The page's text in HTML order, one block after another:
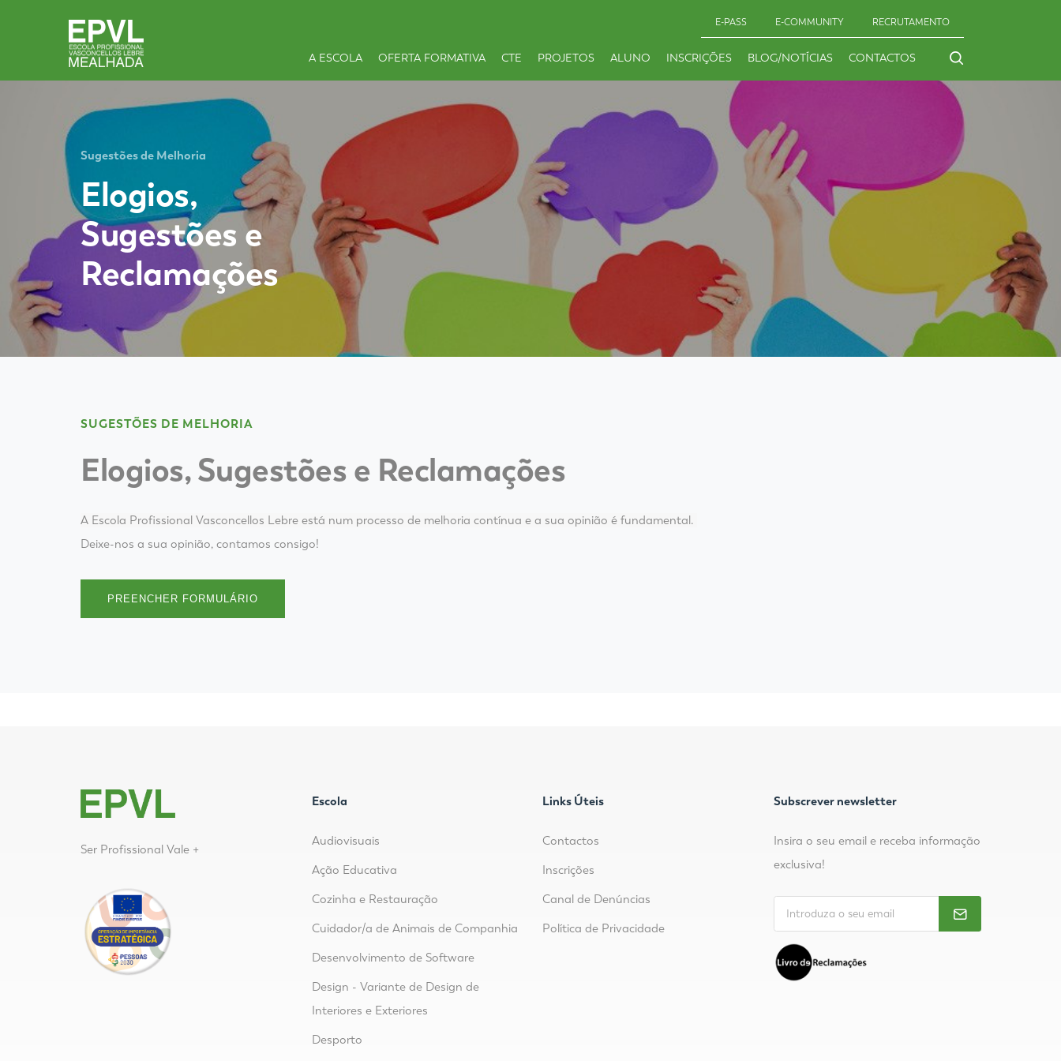
E-PASS E-COMMUNITY RECRUTAMENTO
A ESCOLA OFERTA FORMATIVA CTE PROJETOS ALUNO INSCRIÇÕES BLOG/NOTÍCIAS CONTACTOS
Sugestões de Melhoria
Elogios,
Sugestões e
Reclamações
SUGESTÕES DE MELHORIA
Elogios, Sugestões e Reclamações
A Escola Profissional Vasconcellos Lebre está num processo de melhoria contínua e a sua opinião é fundamental.
Deixe-nos a sua opinião, contamos consigo!
PREENCHER FORMULÁRIO
Ser Profissional Vale +
Escola
Audiovisuais
Ação Educativa
Cozinha e Restauração
Cuidador/a de Animais de Companhia
Desenvolvimento de Software
Design - Variante de Design de
Interiores e Exteriores
Desporto
Links Úteis
Contactos
Inscrições
Canal de Denúncias
Política de Privacidade
Subscrever newsletter
Insira o seu email e receba informação
exclusiva!